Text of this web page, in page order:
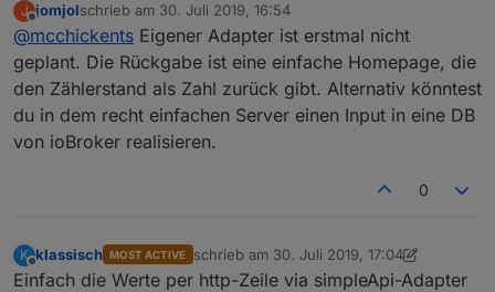
Meine erste Frage hierzu wäre ob es geplant ist
einen eigenen Iobroker Adapter für den Sensor
zu erstellen?
Gruß Julian
J
Offline
jomjolschrieb am 30. Juli 2019, 16:54
zuletzt editiert von
@mcchickents Eigener Adapter ist erstmal nicht
geplant. Die Rückgabe ist eine einfache Homepage, die
den Zählerstand als Zahl zurück gibt. Alternativ könntest
du in dem recht einfachen Server einen Input in eine DB
von ioBroker realisieren.
0
K
Offline
klassisch MOST ACTIVE schrieb am 30. Juli 2019, 17:04
zuletzt editiert von klassisch
Einfach die Werte per http-Zeile via simpleApi-Adapter